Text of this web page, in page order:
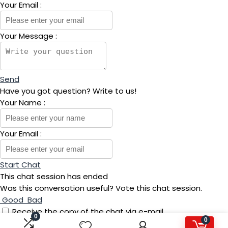
0
0
Your Email:
Your Message :
Send
Have you got question? Write to us!
Your Name :
Your Email:
Start Chat
This chat session has ended
Was this conversation useful? Vote this chat session.
Good Bad
Receive the copy of the chat via e-mail